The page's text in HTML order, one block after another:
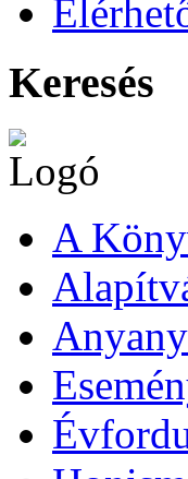
Keresés
A